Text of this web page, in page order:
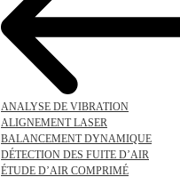
ANALYSE DE VIBRATION
ALIGNEMENT LASER
BALANCEMENT DYNAMIQUE
DÉTECTION DES FUITE D’AIR
ÉTUDE D’AIR COMPRIMÉ